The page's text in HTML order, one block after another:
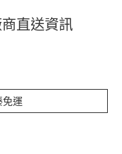
商直送資訊
免運